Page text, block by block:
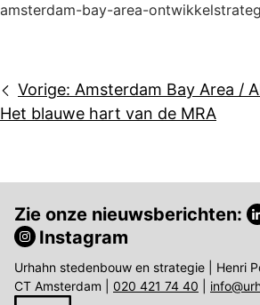
amsterdam-bay-area-
Bericht
navigatie
Vorige: Amsterdam Bay Area /
Het blauwe hart van de MRA
Zie onze nieuwsberichten:
Instagram
Urhahn stedenbouw en strategie | Henri
CT Amsterdam | 020 421 74 40